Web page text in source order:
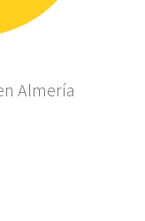
Almería